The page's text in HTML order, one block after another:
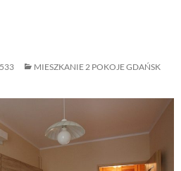
MIESZKANIE 2 POKOJE GDAŃSK